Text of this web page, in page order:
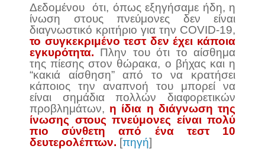
Δεδομένου
ότι, όπως εξηγήσαμε ήδη, η
ίνωση στους πνεύμονες δεν είναι
διαγνωστικό κριτήριο για την COVID-19,
το συγκεκριμένο τεστ δεν έχει κάποια
εγκυρότητα. Πλην του ότι το αίσθημα
της πίεσης στον θώρακα, ο βήχας και η
“κακιά αίσθηση” από το να κρατήσει
κάποιος την αναπνοή του μπορεί να
είναι σημάδια πολλών διαφορετικών
προβλημάτων, η ίδια η διάγνωση της
ίνωσης στους πνεύμονες είναι πολύ
πιο σύνθετη από ένα τεστ 10
δευτερολέπτων. [πηγή]